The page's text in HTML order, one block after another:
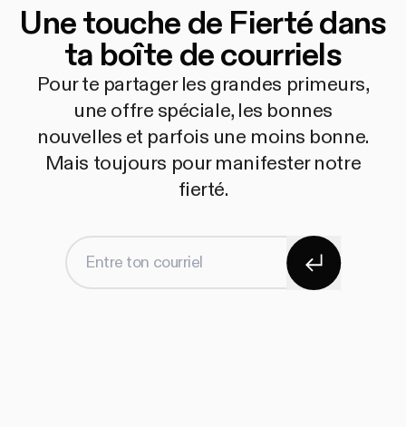
Une touche de Fierté dans
ta boîte de courriels
Pour te partager les grandes primeurs,
une offre spéciale, les bonnes
nouvelles et parfois une moins bonne.
Mais toujours pour manifester notre
fierté.
Entre ton courriel S'abonner